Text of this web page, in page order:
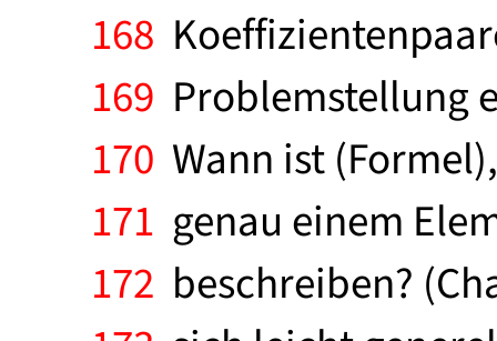
168
169 Problemstellung
170 Wann ist
171 genau einem
172 beschreiben?